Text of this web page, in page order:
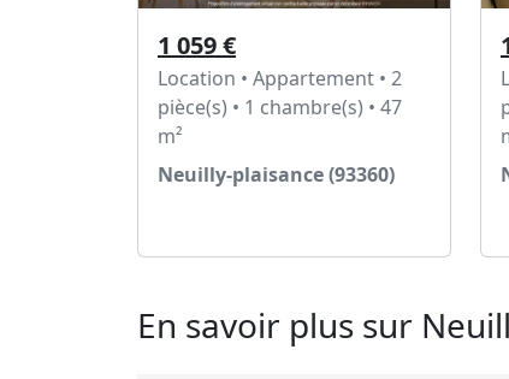
1 059 €
Location • Appartement • 2
pièce(s) • 1 chambre(s) • 47
m²
Neuilly-plaisance (93360)
En savoir plus sur